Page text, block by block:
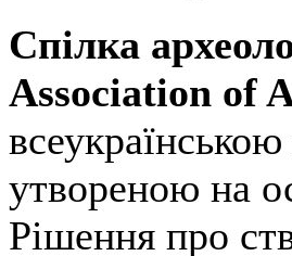
Спілка
Association of
утвореною на
Рішення про